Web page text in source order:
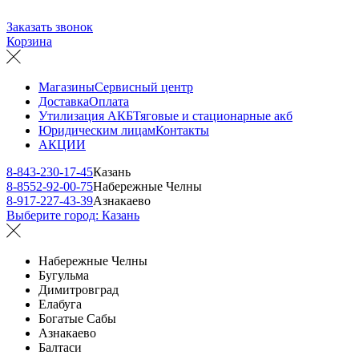
Заказать звонок
Корзина
МагазиныСервисный центр
ДоставкаОплата
Утилизация АКБТяговые и стационарные акб
Юридическим лицамКонтакты
АКЦИИ
8-843-230-17-45Казань
8-8552-92-00-75Набережные Челны
8-917-227-43-39Азнакаево
Выберите город: Казань
Набережные Челны
Бугульма
Димитровград
Елабуга
Богатые Сабы
Азнакаево
Балтаси